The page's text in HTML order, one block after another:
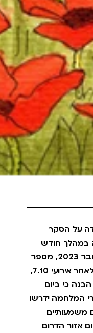
על הסקר
במהלך חודש
אוקטובר 2023, מספר
ימים לאחר אירועי 7.10,
כי ביום
המלחמה ידרשו
משמעותיים
אזור הדרום